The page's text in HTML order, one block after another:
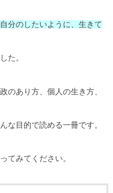
分のしたいように、生きて
た。
のあり方、個人の生き方、
な目的で読める一冊です。
てみてください。